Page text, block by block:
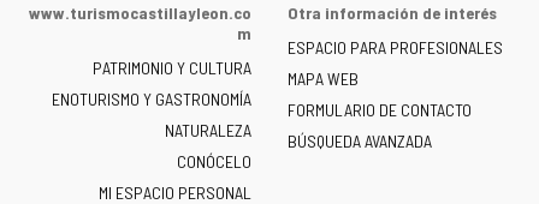
la
de
Castilla
y
León
-
www.turismocastillayleon.co
m
PATRIMONIO Y CULTURA
ENOTURISMO Y GASTRONOMÍA
NATURALEZA
CONÓCELO
MI ESPACIO PERSONAL
Otra información de interés
ESPACIO PARA PROFESIONALES
MAPA WEB
FORMULARIO DE CONTACTO
BÚSQUEDA AVANZADA